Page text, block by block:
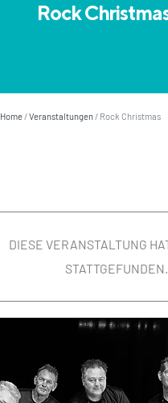
Rock
Home/Veranstaltungen/ Rock Christmas
DIESE VERANSTALTUNG
STATTGEFUNDEN.